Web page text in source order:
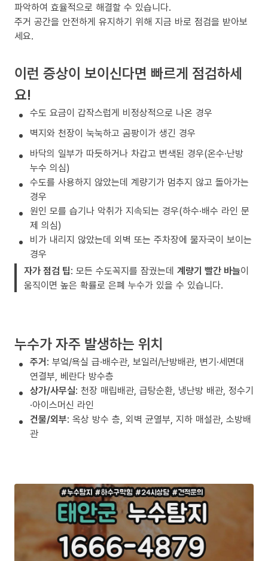
파악하여 효율적으로 해결할 수 있습니다.
주거 공간을 안전하게 유지하기 위해 지금 바로 점검을 받아보
세요.
이런 증상이 보이신다면 빠르게 점검하세
요!
수도 요금이 갑작스럽게 비정상적으로 나온 경우
벽지와 천장이 눅눅하고 곰팡이가 생긴 경우
바닥의 일부가 따듯하거나 차갑고 변색된 경우(온수·난방
누수 의심)
수도를 사용하지 않았는데 계량기가 멈추지 않고 돌아가는
경우
원인 모를 습기나 악취가 지속되는 경우(하수·배수 라인 문
제 의심)
비가 내리지 않았는데 외벽 또는 주차장에 물자국이 보이는
경우
자가 점검 팁: 모든 수도꼭지를 잠궜는데 계량기 빨간 바늘이
움직이면 높은 확률로 은폐 누수가 있을 수 있습니다.
누수가 자주 발생하는 위치
주거: 부엌/욕실 급·배수관, 보일러/난방배관, 변기·세면대
연결부, 베란다 방수층
상가/사무실: 천장 매립배관, 급탕순환, 냉난방 배관, 정수기
·아이스머신 라인
건물/외부: 옥상 방수 층, 외벽 균열부, 지하 매설관, 소방배
관